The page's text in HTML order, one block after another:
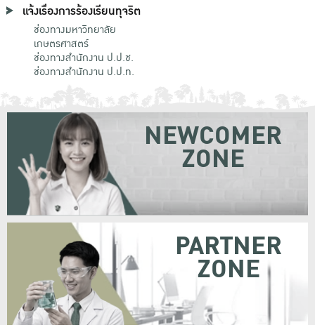
แจ้งเรื่องการร้องเรียนทุจริต
ช่องทางมหาวิทยาลัย
เกษตรศาสตร์
ช่องทางสำนักงาน ป.ป.ช.
ช่องทางสำนักงาน ป.ป.ท.
NEWCOMER
ZONE
PARTNER
ZONE